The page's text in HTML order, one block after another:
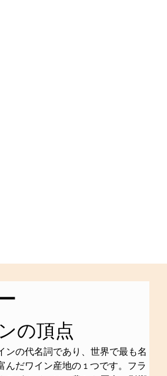
の頂点
ンの代名詞であり、世界で最も名
んだワイン産地の 1 つです。フラ